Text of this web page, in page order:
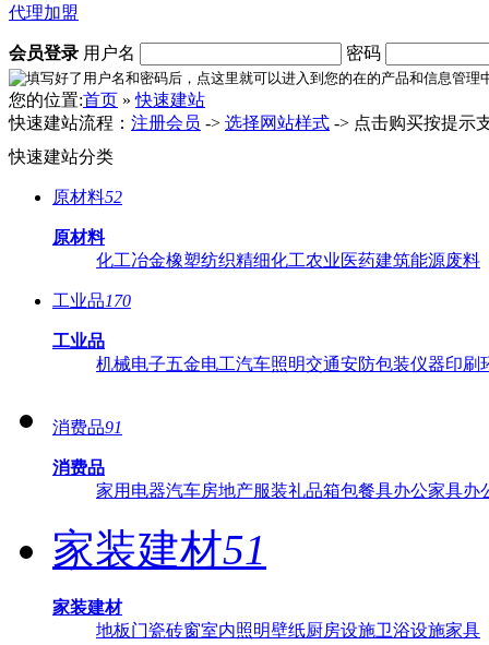
代理加盟
会员登录 用户名 密码
您的位置:首页 »快速建站
快速建站流程： 注册会员 -> 选择网站样式 -> 点击购买按提示
快速建站分类
原材料52
原材料
化工冶金橡塑纺织精细化工农业医药建筑能源废料
工业品170
工业品
机械电子五金电工汽车照明交通安防包装仪器印刷
消费品91
消费品
家用电器汽车房地产服装礼品箱包餐具办公家具办
家装建材51
家装建材
地板门瓷砖窗室内照明壁纸厨房设施卫浴设施家具